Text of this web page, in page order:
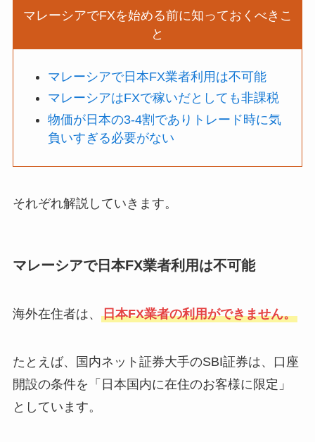
マレーシアでFXを始める前に知っておくべきこ
と
マレーシアで日本FX業者利用は不可能
マレーシアはFXで稼いだとしても非課税
物価が日本の3-4割でありトレード時に気
負いすぎる必要がない
それぞれ解説していきます。
マレーシアで日本FX業者利用は不可能
海外在住者は、 日本FX業者の利用ができません。
たとえば、国内ネット証券大手のSBI証券は、口座
開設の条件を「日本国内に在住のお客様に限定」
としています。